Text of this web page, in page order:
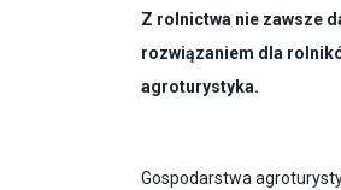
Z rolnictwa nie zawsze
rozwiązaniem dla
agroturystyka.
Gospodarstwa